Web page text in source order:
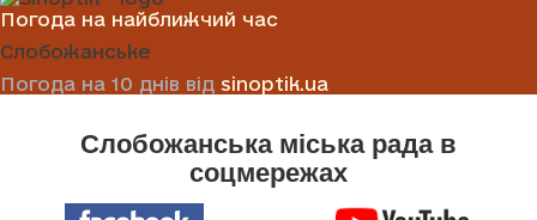
Погода на найближчий час
Слобожанське
Погода на 10 днів від sinoptik.ua
Слобожанська міська рада в
соцмережах